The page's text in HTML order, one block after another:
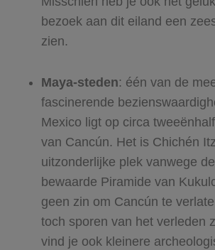
bezoek aan dit eiland een
zien.
Maya-steden: één van de
fascinerende
Mexico ligt op circa
van Cancún. Het is Chichén
uitzonderlijke plek vanwege
bewaarde Piramide van
geen zin om Cancún te
toch sporen van het verleden
vind je ook kleinere